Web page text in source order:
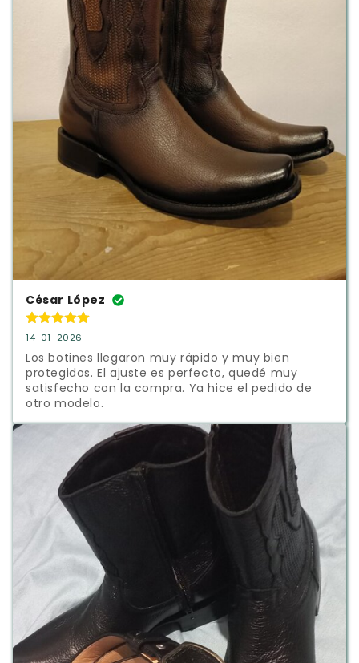
César López
14-01-2026
Los botines llegaron muy rápido y muy bien
protegidos. El ajuste es perfecto, quedé muy
satisfecho con la compra. Ya hice el pedido de
otro modelo.